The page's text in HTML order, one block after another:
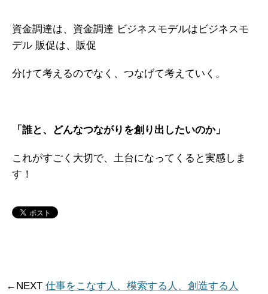
資金調達は、資金調達 ビジネスモデルはビジネスモ
デル 販促は、販促
分けて考えるのでなく、つなげて考えていく。
「誰と、どんなつながりを創り出したいのか」
これがすごく大切で、土台になってくると実感しま
す！
←NEXT 仕事をこなす人、模索する人、創造する人